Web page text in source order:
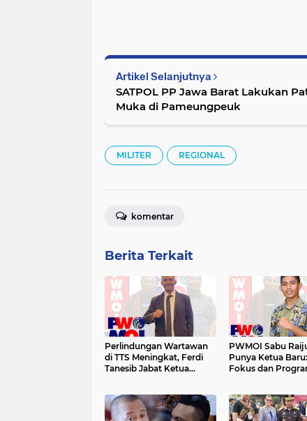
Artikel Selanjutnya
SATPOL PP Jawa Barat Lakukan
Muka di Pameungpeuk
MILITER REGIONAL
komentar
Berita Terkait
Perlindungan Wartawan
di TTS Meningkat, Ferdi
Tanesib Jabat Ketua
PWMOI Sabu
Punya Ketua
Fokus dan